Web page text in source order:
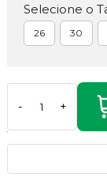
Selecione o
26 30
- +